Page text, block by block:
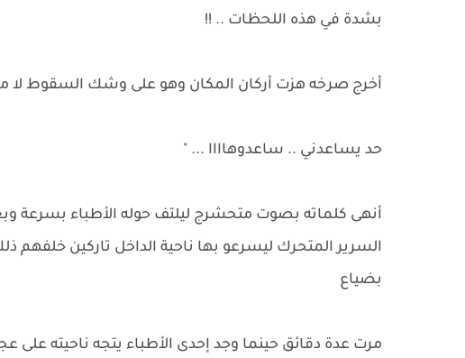
بشدة في هذه اللحظات .. !!
أخرج صرخه هزت أركان المكان وهو على وشك السقوط لا
حد يساعدني .. ساعدوهاااا ... "
أنهى كلماته بصوت متحشرج ليلتف حوله الأطباء بسرعة
السرير المتحرك ليسرعو بها ناحية الداخل تاركين
بضياع
مرت عدة دقائق حينما وجد إحدى الأطباء يتجه ناحيته